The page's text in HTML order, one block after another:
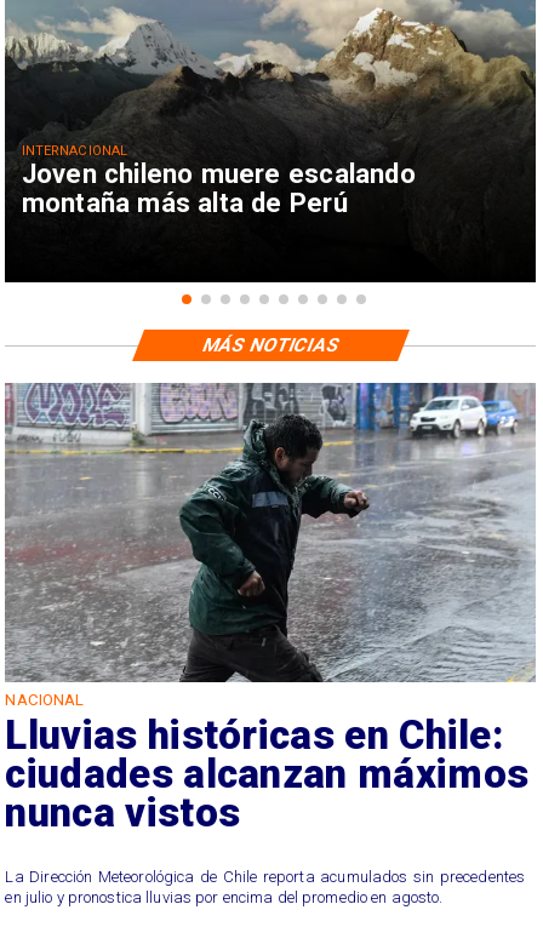
Joven chileno muere escalando
montaña más alta de Perú
INTERNACIONAL
NACIONAL
Lluvias históricas en Chile:
ciudades alcanzan máximos
nunca vistos
La Dirección Meteorológica de Chile reporta acumulados sin precedentes
en julio y pronostica lluvias por encima del promedio en agosto.
MÁS NOTICIAS